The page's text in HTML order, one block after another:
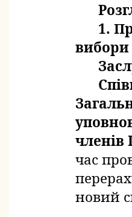
1.
вибори
членів
час
новий